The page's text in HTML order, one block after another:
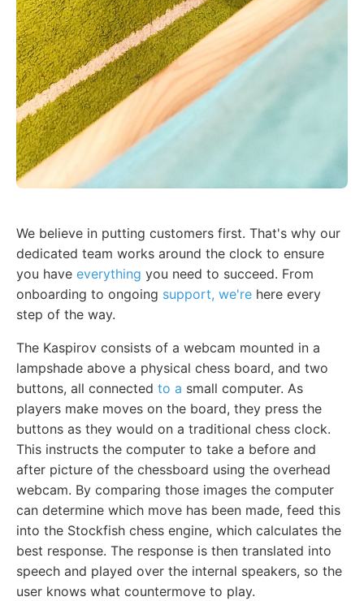
We believe in putting customers first. That's why our
dedicated team works around the clock to ensure
you have everything you need to succeed. From
onboarding to ongoing support, we're here every
step of the way.
The Kaspirov consists of a webcam mounted in a
lampshade above a physical chess board, and two
buttons, all connected to a small computer. As
players make moves on the board, they press the
buttons as they would on a traditional chess clock.
This instructs the computer to take a before and
after picture of the chessboard using the overhead
webcam. By comparing those images the computer
can determine which move has been made, feed this
into the Stockfish chess engine, which calculates the
best response. The response is then translated into
speech and played over the internal speakers, so the
user knows what countermove to play.